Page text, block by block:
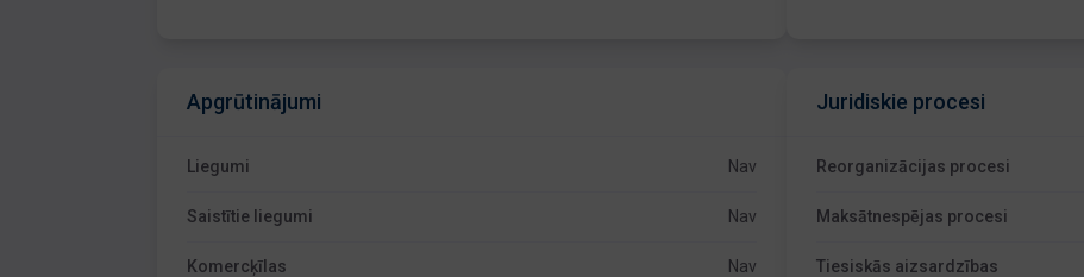
Apgrūtinājumi
Liegumi Nav
Saistītie liegumi Nav
Komercķīlas Nav
Juridiskie procesi
Reorganizācijas procesi
Maksātnespējas procesi
Tiesiskās aizsardzības